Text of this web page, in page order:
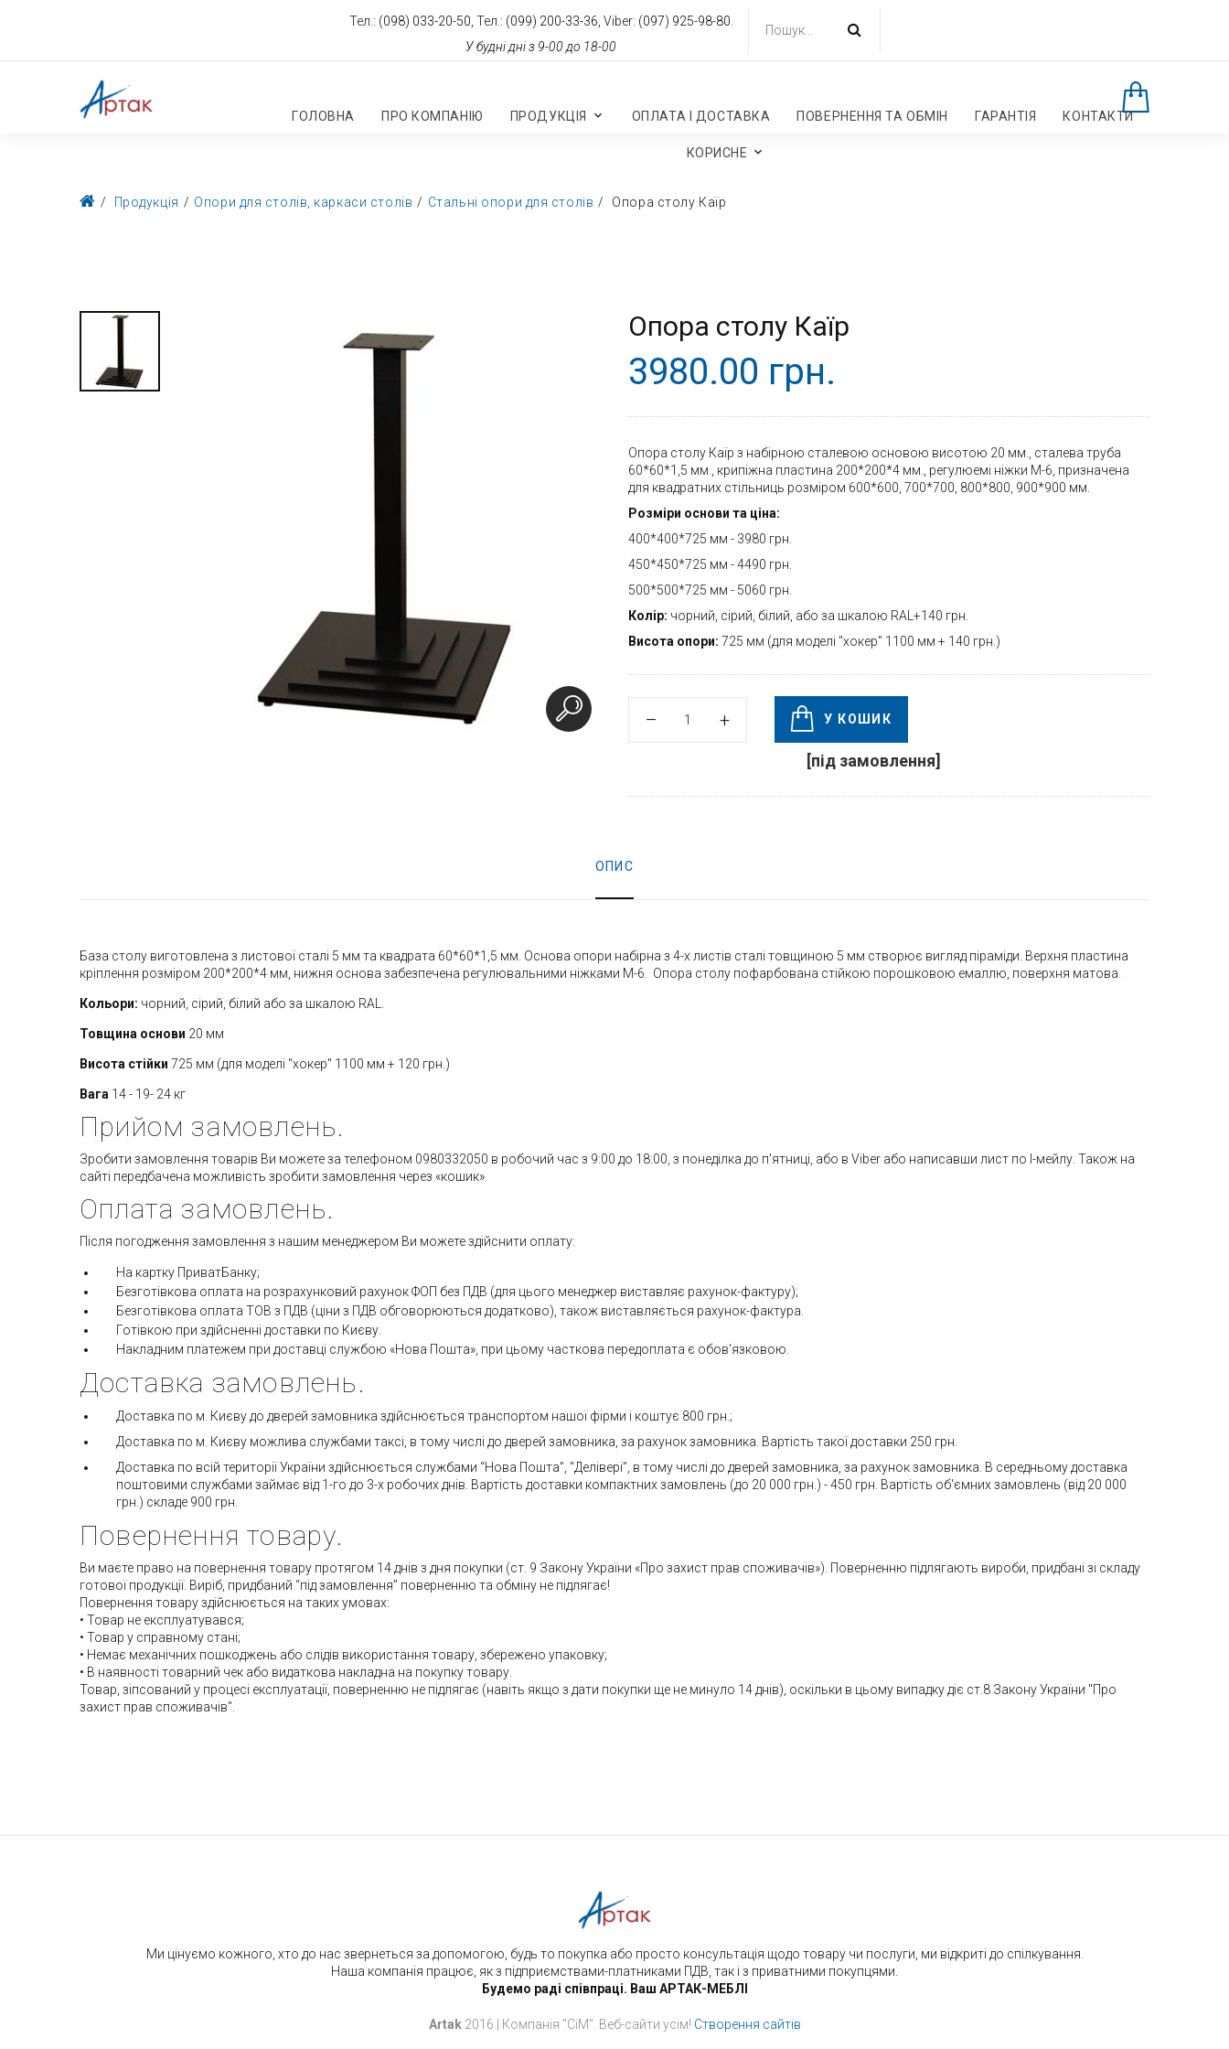
Тел.: (098) 033-20-50, Тел.: (099) 200-33-36, Viber: (097) 925-98-80.
У будні дні з 9-00 до 18-00
ГОЛОВНА ПРО КОМПАНІЮ ПРОДУКЦІЯ ОПЛАТА І ДОСТАВКА ПОВЕРНЕННЯ ТА ОБМІН ГАРАНТІЯ КОНТАКТИ
КОРИСНЕ
Продукція Опори для столів, каркаси столів Стальні опори для столів Опора столу Каїр
Опора столу Каїр
3980.00 грн.
Опора столу Каїр з набірною сталевою основою висотою 20 мм., сталева труба
60*60*1,5 мм., крипіжна пластина 200*200*4 мм., регулюемі ніжки М-6, призначена
для квадратних стільниць розміром 600*600, 700*700, 800*800, 900*900 мм.
Розміри основи та ціна:
400*400*725 мм - 3980 грн.
450*450*725 мм - 4490 грн.
500*500*725 мм - 5060 грн.
Колір: чорний, сірий, білий, або за шкалою RAL+140 грн.
Висота опори: 725 мм (для моделі "хокер" 1100 мм + 140 грн.)
У КОШИК
[під замовлення]
ОПИС
База столу виготовлена з листової сталі 5 мм та квадрата 60*60*1,5 мм. Основа опори набірна з 4-х листів сталі товщиною 5 мм створює вигляд піраміди. Верхня пластина
кріплення розміром 200*200*4 мм, нижня основа забезпечена регулювальними ніжками М-6. Опора столу пофарбована стійкою порошковою емаллю, поверхня матова.
Кольори: чорний, сірий, білий або за шкалою RAL.
Товщина основи 20 мм
Висота стійки 725 мм (для моделі "хокер" 1100 мм + 120 грн.)
Вага 14 - 19- 24 кг
Прийом замовлень.
Зробити замовлення товарів Ви можете за телефоном 0980332050 в робочий час з 9:00 до 18:00, з понеділка до п'ятниці, або в Viber або написавши лист по І-мейлу. Також на
сайті передбачена можливість зробити замовлення через «кошик».
Оплата замовлень.
Після погодження замовлення з нашим менеджером Ви можете здійснити оплату:
На картку ПриватБанку;
Безготівкова оплата на розрахунковий рахунок ФОП без ПДВ (для цього менеджер виставляє рахунок-фактуру);
Безготівкова оплата ТОВ з ПДВ (ціни з ПДВ обговорюються додатково), також виставляється рахунок-фактура.
Готівкою при здійсненні доставки по Києву.
Накладним платежем при доставці службою «Нова Пошта», при цьому часткова передоплата є обов'язковою.
Доставка замовлень.
Доставка по м. Києву до дверей замовника здійснюється транспортом нашої фірми і коштує 800 грн.;
Доставка по м. Києву можлива службами таксі, в тому числі до дверей замовника, за рахунок замовника. Вартість такої доставки 250 грн.
Доставка по всій території України здійснюється службами “Нова Пошта”, “Делівері”, в тому числі до дверей замовника, за рахунок замовника. В середньому доставка
поштовими службами займає від 1-го до 3-х робочих днів. Вартість доставки компактних замовлень (до 20 000 грн.) - 450 грн. Вартість об'ємних замовлень (від 20 000
грн.) складе 900 грн.
Повернення товару.
Ви маєте право на повернення товару протягом 14 днів з дня покупки (ст. 9 Закону України «Про захист прав споживачів»). Поверненню підлягають вироби, придбані зі складу
готової продукції. Виріб, придбаний “під замовлення” поверненню та обміну не підлягає!
Повернення товару здійснюється на таких умовах:
• Товар не експлуатувався;
• Товар у справному стані;
• Немає механічних пошкоджень або слідів використання товару, збережено упаковку;
• В наявності товарний чек або видаткова накладна на покупку товару.
Товар, зіпсований у процесі експлуатації, поверненню не підлягає (навіть якщо з дати покупки ще не минуло 14 днів), оскільки в цьому випадку діє ст.8 Закону України "Про
захист прав споживачів".
Ми цінуємо кожного, хто до нас звернеться за допомогою, будь то покупка або просто консультація щодо товару чи послуги, ми відкриті до спілкування.
Наша компанія працює, як з підприємствами-платниками ПДВ, так і з приватними покупцями.
Будемо раді співпраці. Ваш АРТАК-МЕБЛІ
Artak2016 | Компанія "СіМ". Веб-cайти усім! Створення сайтів